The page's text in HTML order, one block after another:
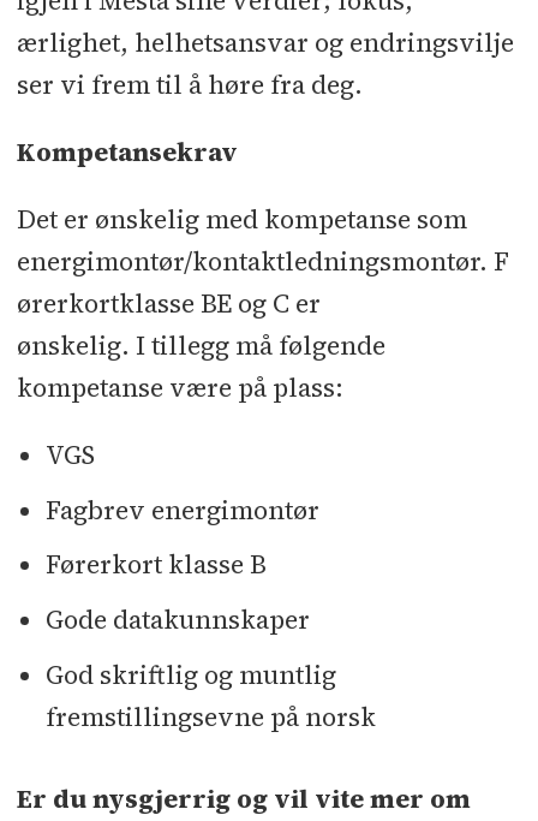
ærlighet, helhetsansvar og endringsvilje
ser vi frem til å høre fra deg.
Kompetansekrav
Det er ønskelig med kompetanse som
energimontør/kontaktledningsmontør. F
ørerkortklasse BE og C er
ønskelig. I tillegg må følgende
kompetanse være på plass:
VGS
Fagbrev energimontør
Førerkort klasse B
Gode datakunnskaper
God skriftlig og muntlig
fremstillingsevne på norsk
Er du nysgjerrig og vil vite mer om